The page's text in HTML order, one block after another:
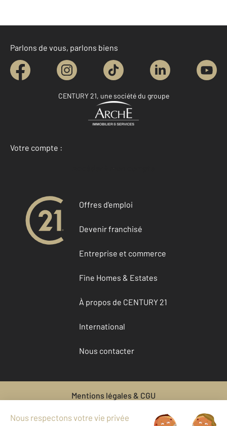
Parlons de vous, parlons biens
CENTURY 21, une société du groupe
Votre compte :
Accéder à mon compte
Offres d'emploi
Devenir franchisé
Entreprise et commerce
Fine Homes & Estates
À propos de CENTURY 21
International
Nous contacter
Mentions légales & CGU